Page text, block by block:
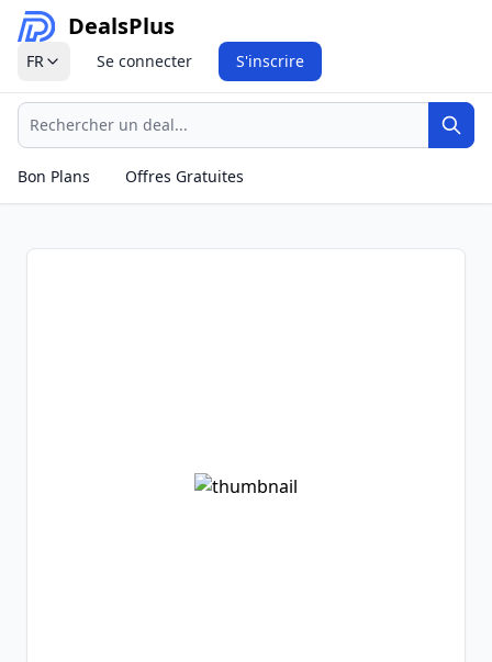
DealsPlus
FR Se connecter S'inscrire
Recherche
Bon Plans
Offres Gratuites